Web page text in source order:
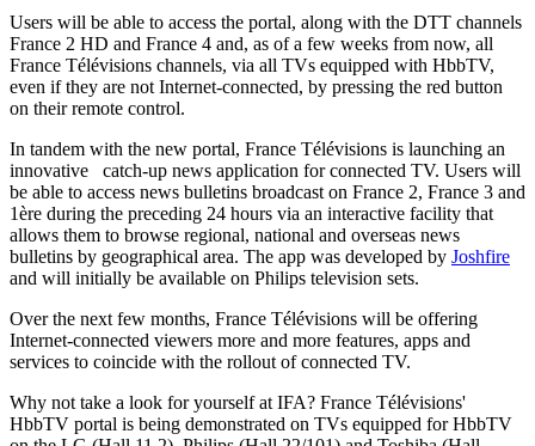
Users will be able to access the portal, along with the DTT channels
France 2 HD and France 4 and, as of a few weeks from now, all
France Télévisions channels, via all TVs equipped with HbbTV,
even if they are not Internet-connected, by pressing the red button
on their remote control.
In tandem with the new portal, France Télévisions is launching an
innovative catch-up news application for connected TV. Users will
be able to access news bulletins broadcast on France 2, France 3 and
1ère during the preceding 24 hours via an interactive facility that
allows them to browse regional, national and overseas news
bulletins by geographical area. The app was developed by Joshfire
and will initially be available on Philips television sets.
Over the next few months, France Télévisions will be offering
Internet-connected viewers more and more features, apps and
services to coincide with the rollout of connected TV.
Why not take a look for yourself at IFA? France Télévisions'
HbbTV portal is being demonstrated on TVs equipped for HbbTV